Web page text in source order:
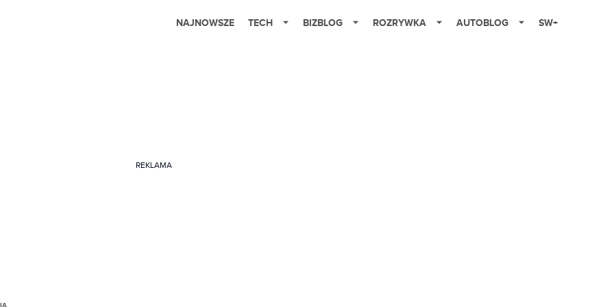
NAJNOWSZE TECH BIZBLOG ROZRYWKA AUTOBLOG SW+
REKLAMA